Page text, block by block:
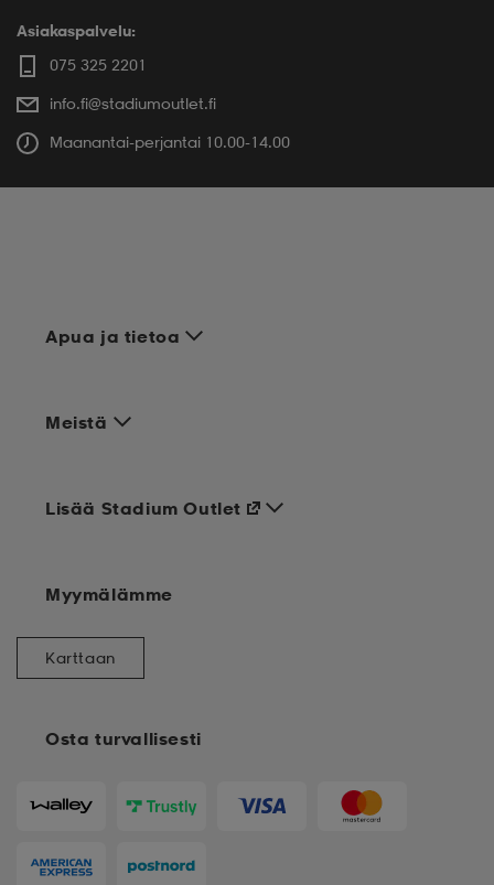
Asiakaspalvelu:
075 325 2201
info.fi@stadiumoutlet.fi
Maanantai-perjantai 10.00-14.00
Apua ja tietoa
Meistä
Osta turvallisesti
Lisää Stadium Outlet
Myymälämme
Karttaan